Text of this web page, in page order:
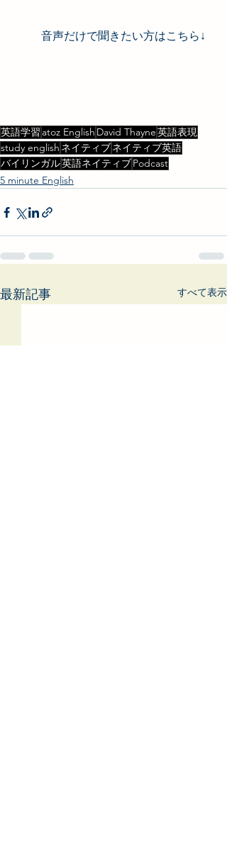
音声だけで聞きたい方はこちら↓
英語学習 atoz English David Thayne英語表現
study english ネイティブネイティブ英語
バイリンガル英語ネイティブPodcast
5 minute English
最新記事 すべて表示